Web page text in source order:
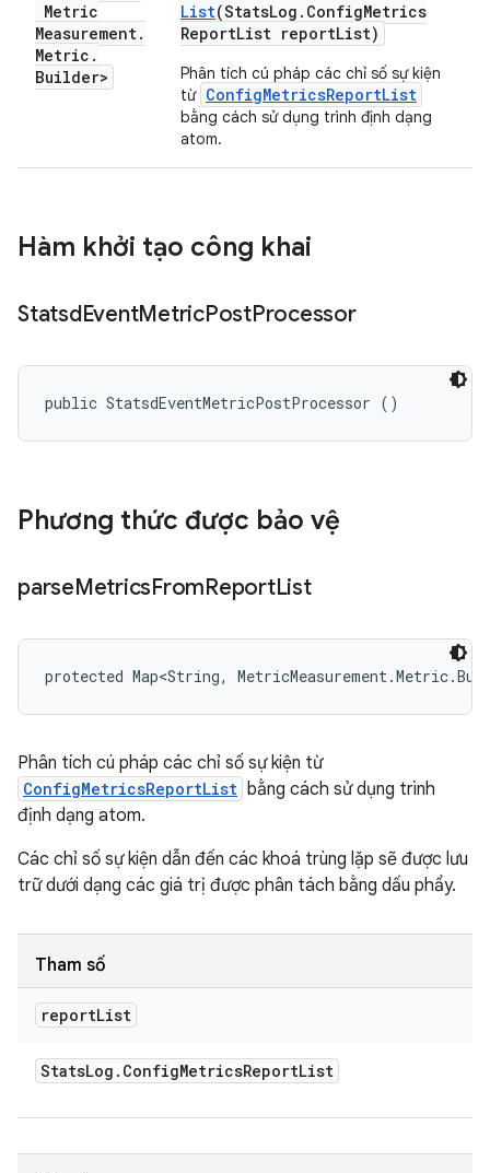
Metric
Measurement.
Metric .
Builder>
List(StatsLog . ConfigMetrics
ReportList reportList)
Phân tích cú pháp các chỉ số sự kiện
từ ConfigMetricsReportList
bằng cách sử dụng trình định dạng
atom.
Hàm khởi tạo công khai
StatsdEventMetricPostProcessor
public StatsdEventMetricPostProcessor ()
Phương thức được bảo vệ
parseMetricsFromReportList
protected Map<String,
Phân tích cú pháp các chỉ số sự kiện từ
ConfigMetricsReportList bằng cách sử dụng trình
định dạng atom.
Các chỉ số sự kiện dẫn đến các khoá trùng lặp sẽ được lưu
trữ dưới dạng các giá trị được phân tách bằng dấu phẩy.
Tham số
reportList
StatsLog . ConfigMetricsReportList